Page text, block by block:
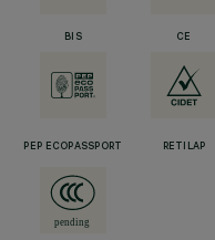
BIS CE
PEP ECOPASSPORT RETILAP